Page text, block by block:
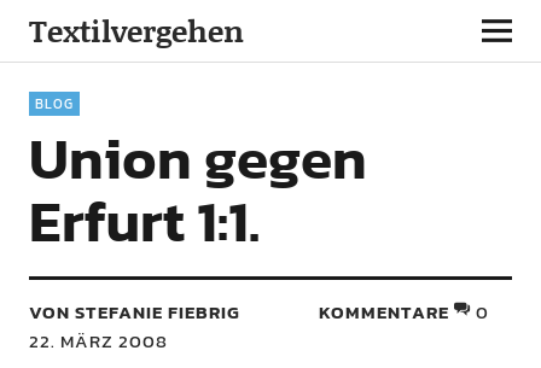
Textilvergehen
BLOG
Union gegen
Erfurt 1:1.
VON STEFANIE FIEBRIG
22. MÄRZ 2008
KOMMENTARE 0